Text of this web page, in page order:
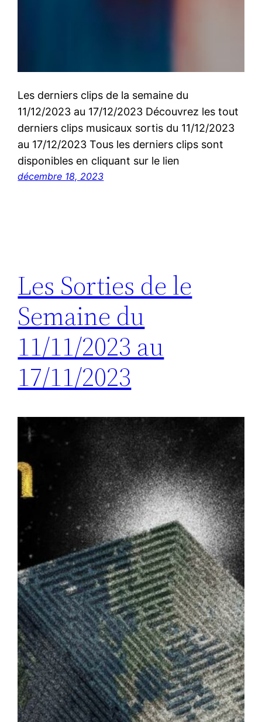
Les derniers clips de la semaine du
11/12/2023 au 17/12/2023 Découvrez les tout
derniers clips musicaux sortis du 11/12/2023
au 17/12/2023 Tous les derniers clips sont
disponibles en cliquant sur le lien
décembre 18, 2023
Les Sorties de le
Semaine du
11/11/2023 au
17/11/2023